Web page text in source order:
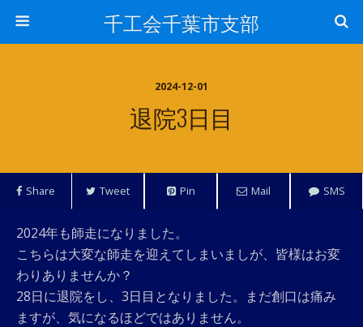
千工会千葉市支部
2024-12-01
退院3日目
Share Tweet Pin Mail SMS
2024年も師走になりました。
こちらは大変な師走を迎えてしまいましが、皆様はお変
わりありませんか？
28日に退院をし、3日目となりました。まだ創口は痛み
ますが、気になるほどではありません。